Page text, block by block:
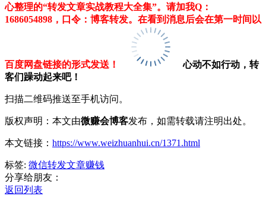
心整理的“转发文章实战教程大全集”。请加我Q：
1686054898，口令：博客转发。在看到消息后会在第一时间以
百度网盘链接的形式发送！
心动不如行动，转
客们躁动起来吧！
扫描二维码推送至手机访问。
版权声明：本文由微赚会博客发布，如需转载请注明出处。
本文链接： https://www.weizhuanhui.cn/1371.html
标签: 微信转发文章赚钱
分享给朋友：
返回列表